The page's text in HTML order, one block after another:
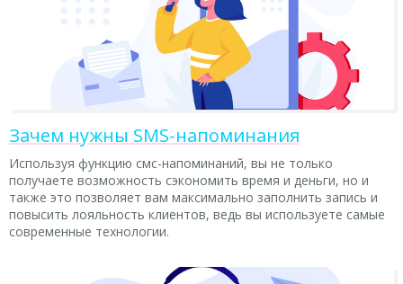
Зачем нужны SMS-напоминания
Используя функцию смс-напоминаний, вы не только
получаете возможность сэкономить время и деньги, но и
также это позволяет вам максимально заполнить запись и
повысить лояльность клиентов, ведь вы используете самые
современные технологии.